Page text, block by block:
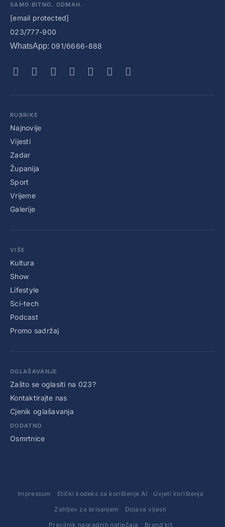
SAMO BITNO. ODMAH.
[email protected]
023/777-900
WhatsApp: 091/6666-888
RUBRIKE
Najnovije
Vijesti
Zadar
Županija
Sport
Vrijeme
Galerije
VIŠE
Kultura
Show
Lifestyle
Sci-tech
Podcast
Promo sadržaj
OGLAŠAVANJE
Zašto se oglasiti na 023?
Kontaktirajte nas
Cjenik oglašavanja
DODATNO
Osmrtnice
Impressum Etički kodeks za korištenje AI Uvjeti korištenja
Zahtjev za brisanjem Dojava vijesti
Pravilnik nagradnih natječaja Brand kit